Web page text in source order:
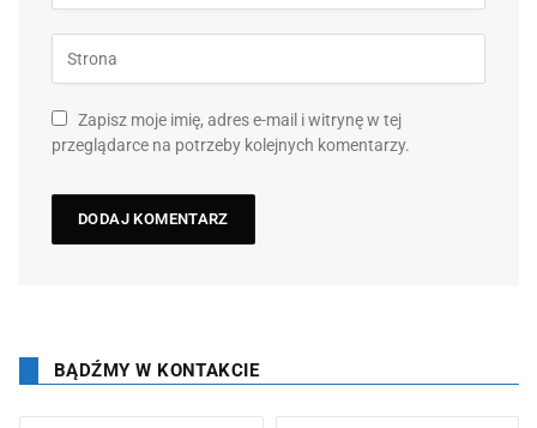
Zapisz moje imię, adres e-mail i witrynę w tej
przeglądarce na potrzeby kolejnych komentarzy.
BĄDŹMY W KONTAKCIE